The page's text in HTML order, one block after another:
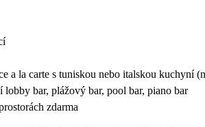
a la carte s tuniskou nebo italskou kuchyní
bar, plážový bar, pool bar, piano bar
zdarma